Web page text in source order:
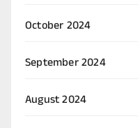
October 2024
September 2024
August 2024